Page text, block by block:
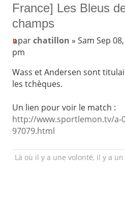
France] Les Bleus
champs
parchatillon » Sam Sep
pm
Wass et Andersen sont
les tchèques.
Un lien pour voir le match :
http://www.sportlemon.tv/a-
97079.html
Là où il y a une volonté, il y a